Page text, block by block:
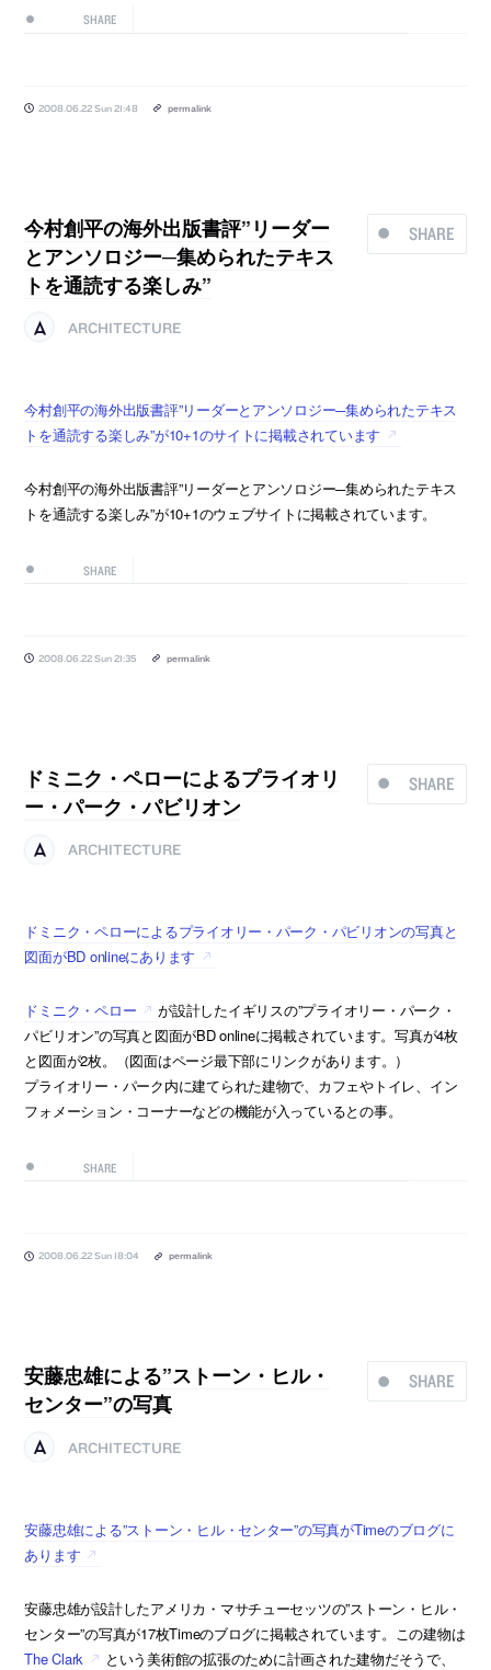
SHARE
2008.06.22 Sun 21:48 permalink
SHARE
今村創平の海外出版書評”リーダー
とアンソロジー─集められたテキス
トを通読する楽しみ”
ARCHITECTURE
今村創平の海外出版書評”リーダーとアンソロジー─集められたテキス
トを通読する楽しみ”が10+1のサイトに掲載されています
今村創平の海外出版書評”リーダーとアンソロジー─集められたテキス
トを通読する楽しみ”が10+1のウェブサイトに掲載されています。
SHARE
2008.06.22 Sun 21:35 permalink
SHARE
ドミニク・ペローによるプライオリ
ー・パーク・パビリオン
ARCHITECTURE
ドミニク・ペローによるプライオリー・パーク・パビリオンの写真と
図面がBD onlineにあります
ドミニク・ペロー
が設計したイギリスの”プライオリー・パーク・
パビリオン”の写真と図面がBD onlineに掲載されています。写真が4枚
と図面が2枚。（図面はページ最下部にリンクがあります。）
プライオリー・パーク内に建てられた建物で、カフェやトイレ、イン
フォメーション・コーナーなどの機能が入っているとの事。
SHARE
2008.06.22 Sun 18:04 permalink
SHARE
安藤忠雄による”ストーン・ヒル・
センター”の写真
ARCHITECTURE
安藤忠雄による”ストーン・ヒル・センター”の写真がTimeのブログに
あります
安藤忠雄が設計したアメリカ・マサチューセッツの”ストーン・ヒル・
センター”の写真が17枚Timeのブログに掲載されています。この建物は
The Clark
という美術館の拡張のために計画された建物だそうで、